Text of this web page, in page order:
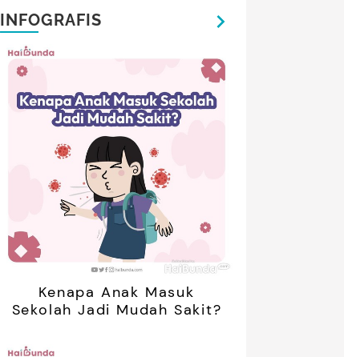
INFOGRAFIS
Kenapa Anak Masuk
Sekolah Jadi Mudah Sakit?